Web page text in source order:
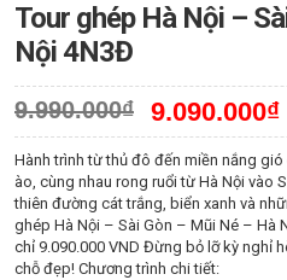
Tour ghép Hà Nội –
Nội 4N3Đ
9.990.000₫ 9.090.000₫
Hành trình từ thủ đô đến miền nắng gió
ào, cùng nhau rong ruổi từ Hà Nội vào
thiên đường cát trắng, biển xanh và
ghép Hà Nội – Sài Gòn – Mũi Né – Hà
chỉ 9.090.000 VND Đừng bỏ lỡ kỳ nghỉ
chỗ đẹp! Chương trình chi tiết: